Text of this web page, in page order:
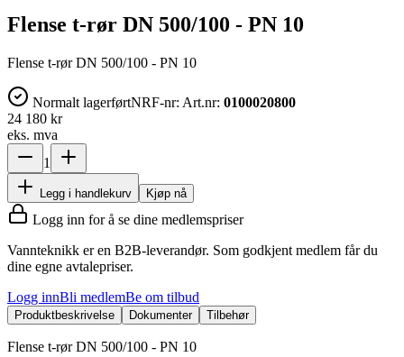
Flense t-rør DN 500/100 - PN 10
Flense t-rør DN 500/100 - PN 10
Normalt lagerførtNRF-nr: Art.nr: 0100020800
24 180 kr
eks. mva
1
Legg i handlekurv Kjøp nå
Logg inn for å se dine medlemspriser
Vannteknikk er en B2B-leverandør. Som godkjent medlem får du
dine egne avtalepriser.
Logg innBli medlemBe om tilbud
Produktbeskrivelse Dokumenter Tilbehør
Flense t-rør DN 500/100 - PN 10